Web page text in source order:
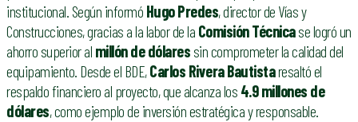
institucional. Según informó Hugo Predes, director de Vías y
Construcciones, gracias a la labor de la Comisión Técnicase logró un
ahorro superior al millón de dólares sin comprometer la calidad del
equipamiento. Desde el BDE,Carlos Rivera Bautistaresaltó el
respaldo financiero al proyecto, que alcanza los 4.9 millones de
dólares, como ejemplo de inversión estratégica y responsable.